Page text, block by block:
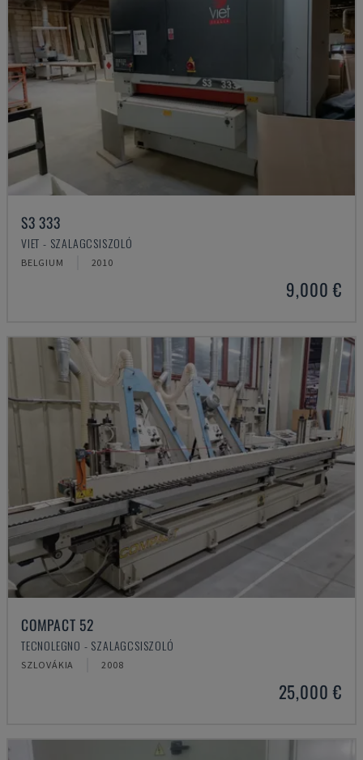
S3 333
VIET - SZALAGCSISZOLÓ
BELGIUM 2010
9,000 €
COMPACT 52
TECNOLEGNO - SZALAGCSISZOLÓ
SZLOVÁKIA 2008
25,000 €